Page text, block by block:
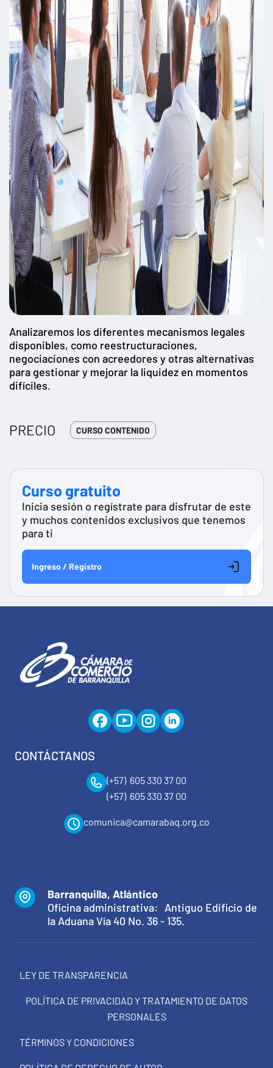
Analizaremos los diferentes mecanismos legales
disponibles, como reestructuraciones,
negociaciones con acreedores y otras alternativas
para gestionar y mejorar la liquidez en momentos
difíciles.
PRECIO CURSO CONTENIDO
Curso gratuito
Inicia sesión o regístrate para disfrutar de este
y muchos contenidos exclusivos que tenemos
para ti
Ingreso / Registro
CONTÁCTANOS
(+57) 605 330 37 00
(+57) 605 330 37 00
comunica@camarabaq.org.co
Barranquilla, Atlántico
Oficina administrativa: Antiguo Edificio de
la Aduana Vía 40 No. 36 - 135.
LEY DE TRANSPARENCIA
POLÍTICA DE PRIVACIDAD Y TRATAMIENTO DE DATOS
PERSONALES
TÉRMINOS Y CONDICIONES